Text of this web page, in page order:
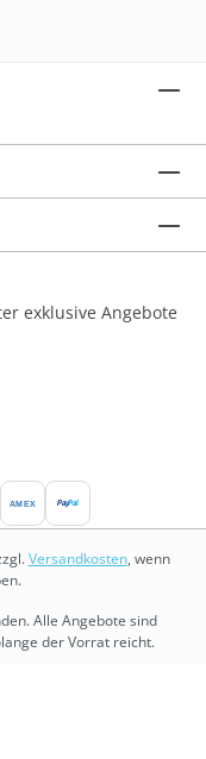
exklusive Angebote
AMEX PayPal
Versandkosten, wenn
Alle Angebote sind
der Vorrat reicht.